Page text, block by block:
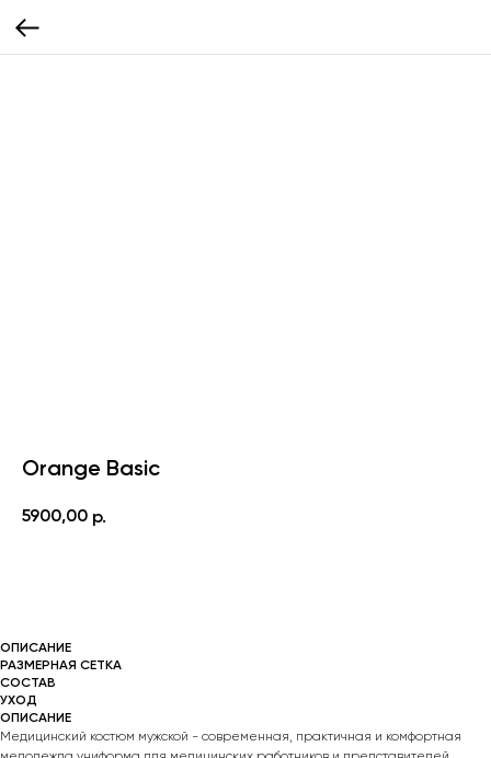
Orange Basic
5900,00 р.
ОПИСАНИЕ
РАЗМЕРНАЯ СЕТКА
СОСТАВ
УХОД
ОПИСАНИЕ
Медицинский костюм мужской - современная, практичная и комфортная